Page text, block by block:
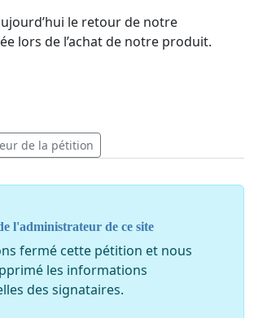
le retour de notre
lors de l’achat de notre produit.
de la pétition
l'administrateur de ce site
fermé cette pétition et nous
les informations
des signataires.